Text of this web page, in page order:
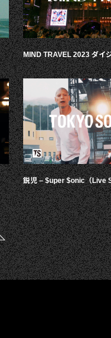
MIND TRAVEL 2023 ダイ
鋭児 – $uper $onic（Live